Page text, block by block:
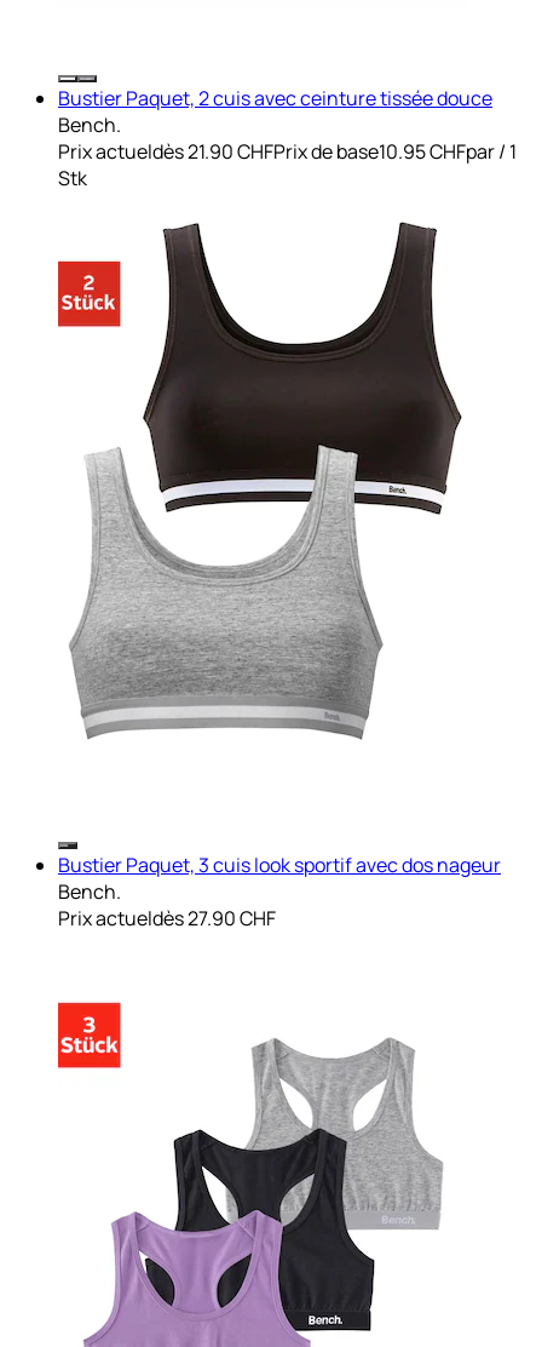
Bustier Paquet, 2 cuis avec ceinture tissée douce
Bench.
Prix actueldès21.90 CHFPrix de base10.95 CHFpar/ 1
Stk
Bustier Paquet, 3 cuis look sportif avec dos nageur
Bench.
Prix actueldès27.90 CHF